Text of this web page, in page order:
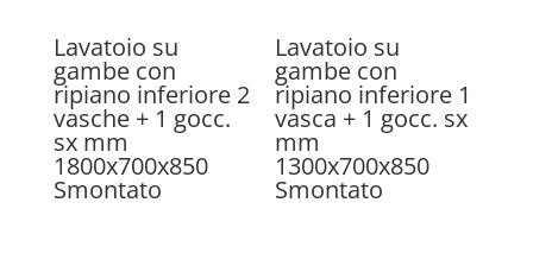
Lavatoio su
gambe con
ripiano inferiore 2
vasche + 1 gocc.
sx mm
1800x700x850
Smontato
Lavatoio su
gambe con
ripiano inferiore 1
vasca + 1 gocc. sx
mm
1300x700x850
Smontato